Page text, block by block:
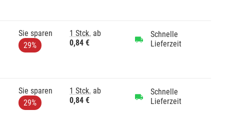
Sie sparen
29%
1 Stck. ab
0,84 €
Schnelle
Lieferzeit
Sie sparen
29%
1 Stck. ab
0,84 €
Schnelle
Lieferzeit